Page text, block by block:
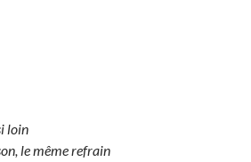
loin
le même refrain